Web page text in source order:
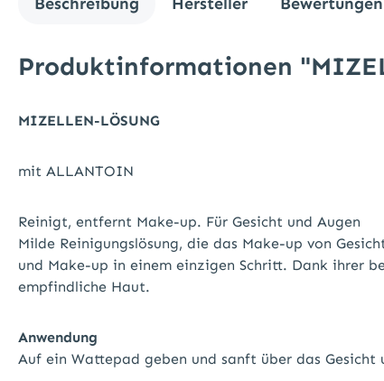
Produktinformationen
MIZELLEN-LÖSUNG
mit ALLANTOIN
Reinigt, entfernt Make-up. Für Gesicht und Augen
Milde Reinigungslösung, die das Make-up von
und Make-up in einem einzigen Schritt. Dank ihrer
empfindliche Haut.
Anwendung
Auf ein Wattepad geben und sanft über das